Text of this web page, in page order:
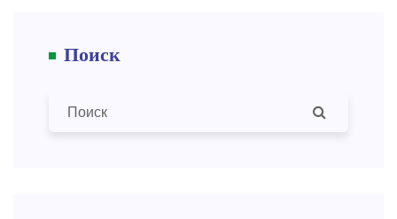
Поиск